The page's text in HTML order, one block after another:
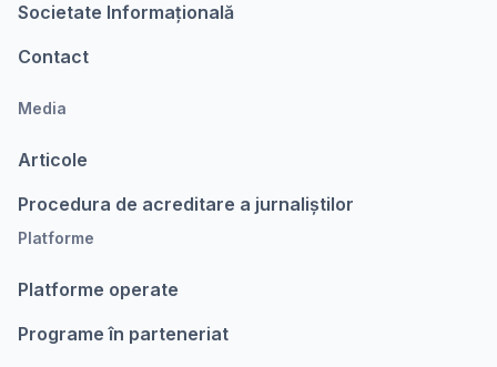
Societate Informațională
Contact
Media
Articole
Procedura de acreditare a jurnaliștilor
Platforme
Platforme operate
Programe în parteneriat